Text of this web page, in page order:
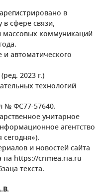
в
сфере связи,
коммуникаций
автоматического
2023 г.)
технологий
№ ФС77-57640.
унитарное
агентство
и новостей сайта
на https://crimea.ria.ru
текста.